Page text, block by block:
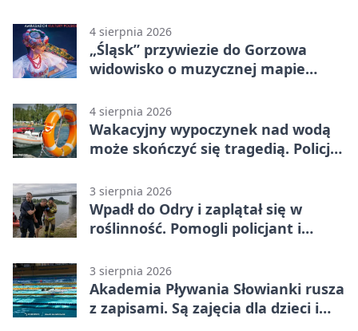
4 sierpnia 2026
„Śląsk” przywiezie do Gorzowa
widowisko o muzycznej mapie
4 sierpnia 2026
Wakacyjny wypoczynek nad wodą
może skończyć się tragedią. Policja
3 sierpnia 2026
Wpadł do Odry i zaplątał się w
roślinność. Pomogli policjant i
3 sierpnia 2026
Akademia Pływania Słowianki rusza
z zapisami. Są zajęcia dla dzieci i